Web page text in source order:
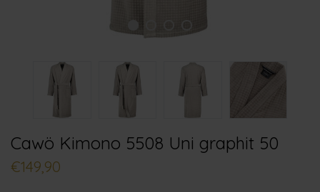
Cawö Kimono 5508 Uni graphit 50
€149,90